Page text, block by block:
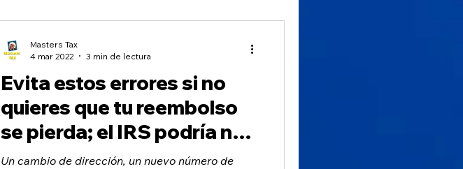
Evita estos errores si no
quieres que tu reembolso
se pierda; el IRS podría no
restituir los fondos
Un cambio de dirección, un nuevo número de
Masters Tax
4 mar 2022
3 min de lectura